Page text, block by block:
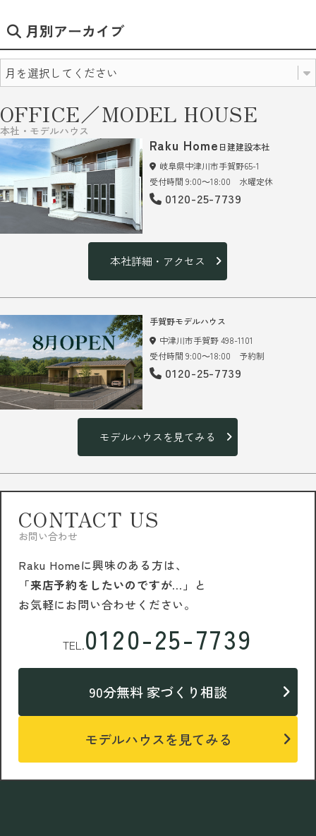
月別アーカイブ
OFFICE／MODEL HOUSE
本社・モデルハウス
Raku Home 日建建設本社
岐阜県中津川市手賀野65-1
受付時間 9:00～18:00 水曜定休
0120-25-7739
本社詳細・アクセス
手賀野モデルハウス
中津川市手賀野 498-1101
受付時間 9:00～18:00 予約制
0120-25-7739
モデルハウスを見てみる
CONTACT US
お問い合わせ
Raku Homeに興味のある方は、
「来店予約をしたいのですが…」 と
お気軽にお問い合わせください。
TEL.0120-25-7739
90分無料 家づくり相談
モデルハウスを見てみる